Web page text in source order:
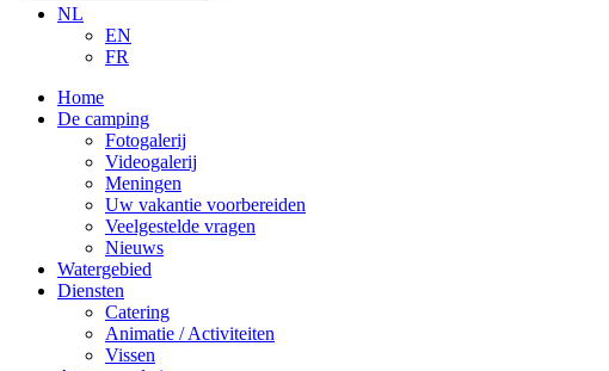
NL
EN
FR
Home
De camping
Fotogalerij
Videogalerij
Meningen
Uw vakantie voorbereiden
Veelgestelde vragen
Nieuws
Watergebied
Diensten
Catering
Animatie / Activiteiten
Vissen